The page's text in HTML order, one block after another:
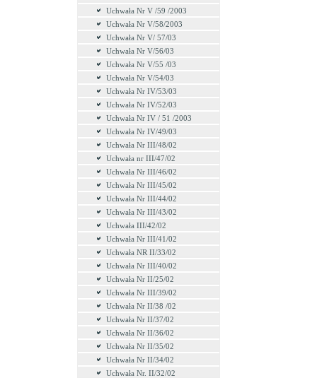
Uchwała Nr V /59 /2003
Uchwała Nr V/58/2003
Uchwała Nr V/ 57/03
Uchwała Nr V/56/03
Uchwała Nr V/55 /03
Uchwała Nr V/54/03
Uchwała Nr IV/53/03
Uchwała Nr IV/52/03
Uchwała Nr IV / 51 /2003
Uchwała Nr IV/49/03
Uchwała Nr III/48/02
Uchwała nr III/47/02
Uchwała Nr III/46/02
Uchwała Nr III/45/02
Uchwała Nr III/44/02
Uchwała Nr III/43/02
Uchwała III/42/02
Uchwała Nr III/41/02
Uchwała NR II/33/02
Uchwała Nr III/40/02
Uchwała Nr II/25/02
Uchwała Nr III/39/02
Uchwała Nr II/38 /02
Uchwała Nr II/37/02
Uchwała Nr II/36/02
Uchwała Nr II/35/02
Uchwała Nr II/34/02
Uchwała Nr. II/32/02